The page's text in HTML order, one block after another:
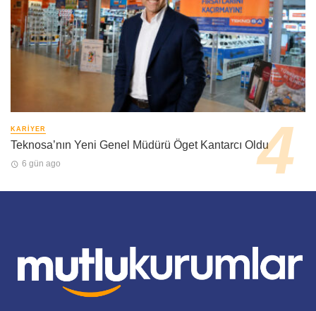
KARIYER
Teknosa’nın Yeni Genel Müdürü Öget Kantarcı Oldu
6 gün ago